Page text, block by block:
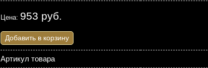
Цена: 953 руб.
Добавить в корзину
Артикул товара